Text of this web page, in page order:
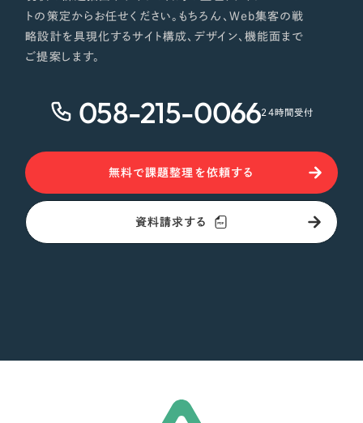
トの策定からお任せください。もちろん、Web集客の戦
略設計を具現化するサイト構成、デザイン、機能面まで
ご提案します。
058-215-006624時間受付
無料で課題整理を依頼する
資料請求する